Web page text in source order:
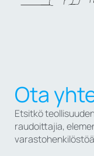
Ota
Etsitkö
raudoittajia,